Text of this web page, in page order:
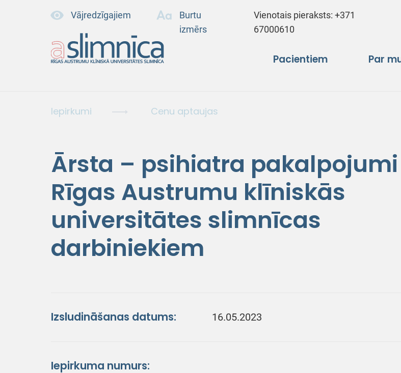
Vājredzīgajiem
Burtu
izmērs
Vienotais pieraksts:+371
67000610
Pacientiem Par
Iepirkumi Cenu aptaujas
Ārsta – psihiatra pakalpojumi
Rīgas Austrumu klīniskās
universitātes slimnīcas
darbiniekiem
Izsludināšanas datums: 16.05.2023
Iepirkuma numurs: